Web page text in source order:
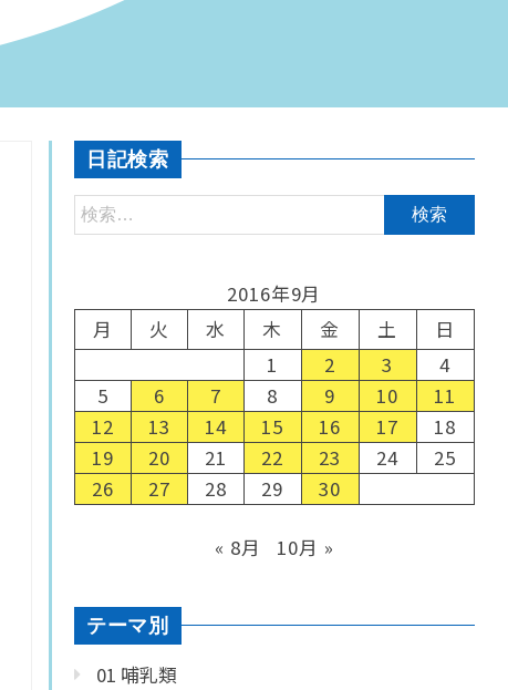
日記検索
2016年9月
月
火 水 木 金 土
日
1
2 3
4
5
6 7 8 9 10
11
12
13 14 15 16 17
18
19
20 21 22 23 24
25
26
27 28 29 30
« 8月 10月 »
テーマ別
01 哺乳類